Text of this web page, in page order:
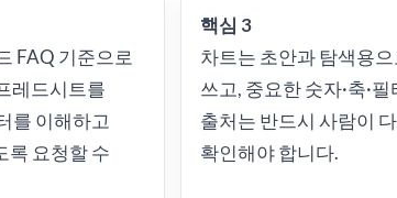
FAQ 기준으로
레드시트를
를 이해하고
록 요청할 수
핵심 3
차트는 초안과 탐색용으
쓰고, 중요한 숫자·축·필
출처는 반드시 사람이
확인해야 합니다.